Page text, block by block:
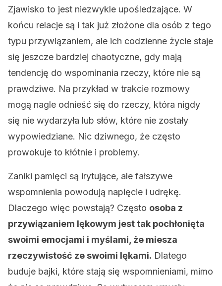
Zjawisko to jest niezwykle upośledzające. W
końcu relacje są i tak już złożone dla osób z tego
typu przywiązaniem, ale ich codzienne życie staje
się jeszcze bardziej chaotyczne, gdy mają
tendencję do wspominania rzeczy, które nie są
prawdziwe. Na przykład w trakcie rozmowy
mogą nagle odnieść się do rzeczy, która nigdy
się nie wydarzyła lub słów, które nie zostały
wypowiedziane. Nic dziwnego, że często
prowokuje to kłótnie i problemy.
Zaniki pamięci są irytujące, ale fałszywe
wspomnienia powodują napięcie i udrękę.
Dlaczego więc powstają? Często osoba z
przywiązaniem lękowym jest tak pochłonięta
swoimi emocjami i myślami, że miesza
rzeczywistość ze swoimi lękami. Dlatego
buduje bajki, które stają się wspomnieniami, mimo